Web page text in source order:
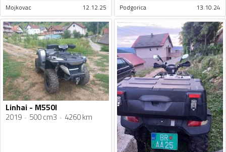
Mojkovac 12.12.25 Podgorica 13.10.24
Linhai - M550l
2019 500 cm3 4260 km